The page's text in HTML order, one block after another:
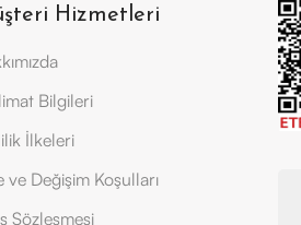
Hizmetleri
Bilgileri
İlkeleri
ve Değişim Koşulları
Sözleşmesi